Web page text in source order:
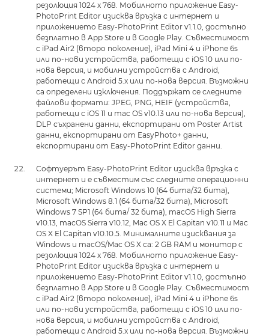
резолюция 1024 x 768. Мобилното приложение Easy-
PhotoPrint Editor изисква връзка с интернет и
приложението Easy-PhotoPrint Editor v1.1.0, достъпно
безплатно в App Store и в Google Play. Съвместимост
с iPad Air2 (второ поколение), iPad Mini 4 и iPhone 6s
или по-нови устройства, работещи с iOS 10 или по-
нова версия, и мобилни устройства с Android,
работещи с Android 5.x или по-нова версия. Възможни
са определени изключения. Поддържат се следните
файлови формати: JPEG, PNG, HEIF (устройства,
работещи с iOS 11 и mac OS v10.13 или по-нова версия),
DLP съхранени данни, експортирани от Poster Artist
данни, експортирани от EasyPhoto+ данни,
експортирани от Easy-PhotoPrint Editor данни.
Софтуерът Easy-PhotoPrint Editor изисква връзка с
интернет и е съвместим със следните операционни
системи; Microsoft Windows 10 (64 бита/32 бита),
Microsoft Windows 8.1 (64 бита/32 бита), Microsoft
Windows 7 SP1 (64 бита/ 32 бита), macOS High Sierra
v10.13, macOS Sierra v10.12, Mac OS X El Capitan v10.11 и Mac
OS X El Capitan v10.10.5. Минималните изисквания за
Windows и macOS/Mac OS X са: 2 GB RAM и монитор с
резолюция 1024 x 768. Мобилното приложение Easy-
PhotoPrint Editor изисква връзка с интернет и
приложението Easy-PhotoPrint Editor v1.1.0, достъпно
безплатно в App Store и в Google Play. Съвместимост
с iPad Air2 (второ поколение), iPad Mini 4 и iPhone 6s
или по-нови устройства, работещи с iOS 10 или по-
нова версия, и мобилни устройства с Android,
работещи с Android 5.x или по-нова версия. Възможни